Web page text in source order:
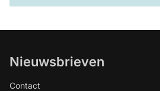
Nieuwsbrieven
Contact